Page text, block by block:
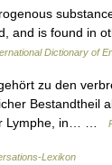
and is found in
Dictionary of
zu den
Bestandtheil
Lymphe, in… …
Lexikon